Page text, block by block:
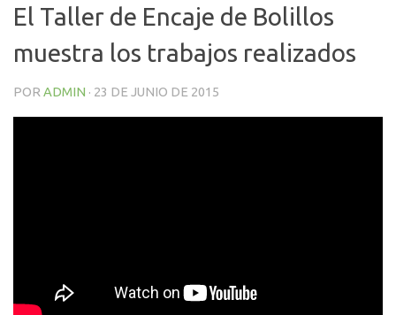
El Taller de Encaje de Bolillos
muestra los trabajos realizados
POR ADMIN · 23 DE JUNIO DE 2015